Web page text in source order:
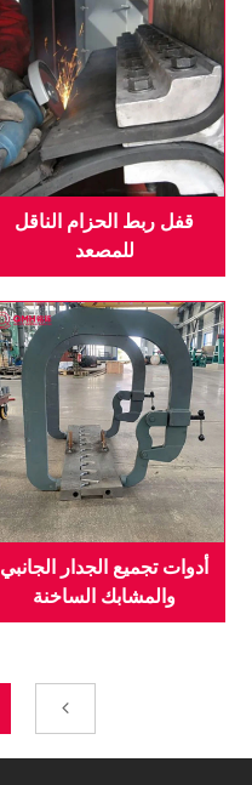
قفل ربط الحزام الناقل
للمصعد
أدوات تجميع الجدار الجانبي
والمشابك الساخنة